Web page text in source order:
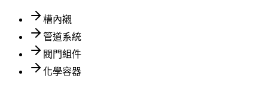
槽內襯
管道系統
閥門組件
化學容器